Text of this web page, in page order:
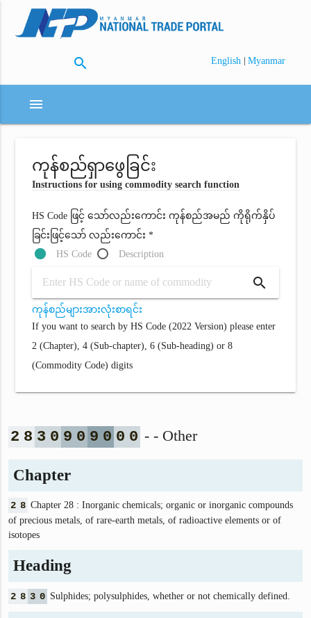
search English | Myanmar
menu
ကုန်စည်ရှာဖွေခြင်း
Instructions for using commodity search function
HS Code ဖြင့် သော်လည်းကောင်း ကုန်စည်အမည် ကိုရိုက်နှိပ်
ခြင်းဖြင့်သော် လည်းကောင်း *
HS Code
Description
search
ကုန်စည်များအားလုံးစာရင်း
If you want to search by HS Code (2022 Version) please enter
2 (Chapter), 4 (Sub-chapter), 6 (Sub-heading) or 8
(Commodity Code) digits
2 8 3 0 9 0 9 0 0 0 - - Other
Chapter
2 8 Chapter 28 : Inorganic chemicals; organic or inorganic compounds
of precious metals, of rare-earth metals, of radioactive elements or of
isotopes
Heading
2 8 3 0 Sulphides; polysulphides, whether or not chemically defined.